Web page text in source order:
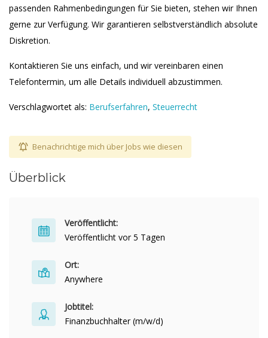
passenden Rahmenbedingungen für Sie bieten, stehen wir Ihnen
gerne zur Verfügung. Wir garantieren selbstverständlich absolute
Diskretion.
Kontaktieren Sie uns einfach, und wir vereinbaren einen
Telefontermin, um alle Details individuell abzustimmen.
Verschlagwortet als: Berufserfahren, Steuerrecht
Benachrichtige mich über Jobs wie diesen
Überblick
Veröffentlicht:
Veröffentlicht vor 5 Tagen
Ort:
Anywhere
Jobtitel:
Finanzbuchhalter (m/w/d)